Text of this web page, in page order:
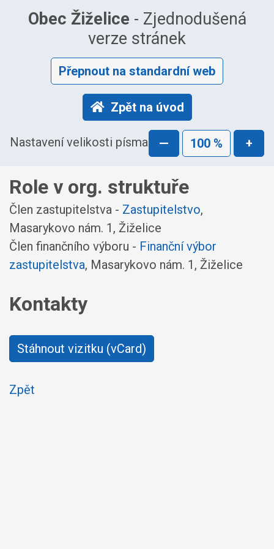
Obec Žiželice - Zjednodušená
verze stránek
Přepnout na standardní web
Zpět na úvod
Nastavení velikosti písma — 100 % +
Role v org. struktuře
Člen zastupitelstva - Zastupitelstvo,
Masarykovo nám. 1, Žiželice
Člen finančního výboru - Finanční výbor
zastupitelstva, Masarykovo nám. 1, Žiželice
Kontakty
Stáhnout vizitku (vCard)
Zpět